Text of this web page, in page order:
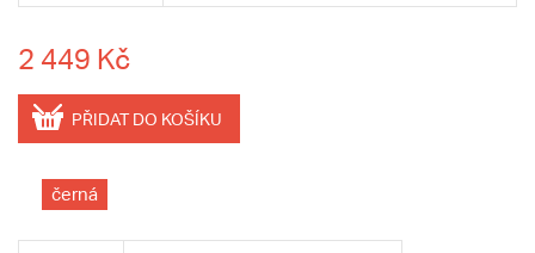
2 449 Kč
PŘIDAT DO KOŠÍKU
černá